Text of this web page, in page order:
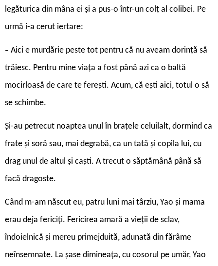
legăturica din mâna ei şi a pus-o într-un colţ al colibei. Pe
urmă i-a cerut iertare:
– Aici e murdărie peste tot pentru că nu aveam dorinţă să
trăiesc. Pentru mine viaţa a fost până azi ca o baltă
mocirloasă de care te fereşti. Acum, că eşti aici, totul o să
se schimbe.
Și-au petrecut noaptea unul în braţele celuilalt, dormind ca
frate şi soră sau, mai degrabă, ca un tată şi copila lui, cu
drag unul de altul şi caşti. A trecut o săptămână până să
facă dragoste.
Când m-am născut eu, patru luni mai târziu, Yao şi mama
erau deja fericiţi. Fericirea amară a vieţii de sclav,
îndoielnică şi mereu primejduită, adunată din fărâme
neînsemnate. La şase dimineaţa, cu cosorul pe umăr, Yao